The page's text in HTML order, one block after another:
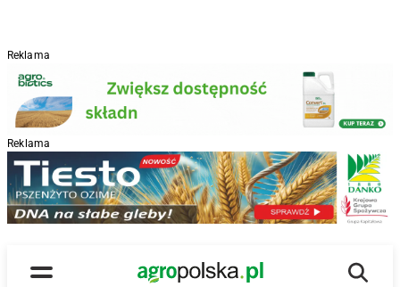
Reklama
Reklama
Menu
Main Logo